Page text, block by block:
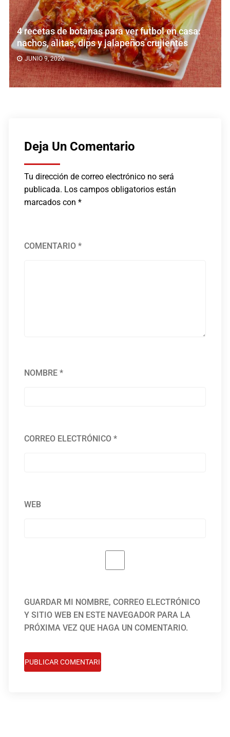
4 recetas de botanas para ver futbol en casa:
nachos, alitas, dips y jalapeños crujientes
JUNIO 9, 2026
Deja Un Comentario
Tu dirección de correo electrónico no será
publicada. Los campos obligatorios están
marcados con*
COMENTARIO*
NOMBRE*
CORREO ELECTRÓNICO*
WEB
GUARDAR MI NOMBRE, CORREO ELECTRÓNICO
Y SITIO WEB EN ESTE NAVEGADOR PARA LA
PRÓXIMA VEZ QUE HAGA UN COMENTARIO.